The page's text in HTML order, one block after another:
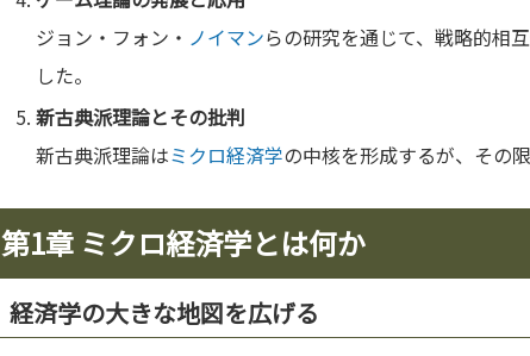
ジョン・フォン・ ノイマンらの研究を通じて、戦略的相
した。
新古典派理論とその批判
新古典派理論はミクロ経済学の中核を形成するが、その
第1章 ミクロ経済学とは何か
経済学の大きな地図を広げる